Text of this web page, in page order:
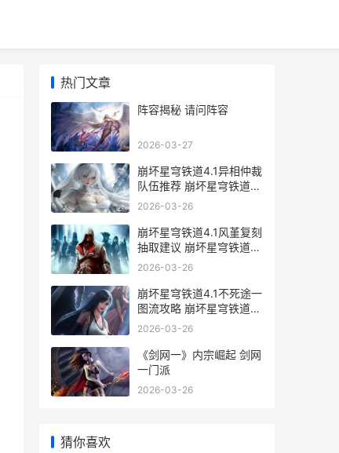
热门文章
阵容揭秘 请问阵容
2026-03-27
崩坏星穹铁道4.1异相仲裁
队伍推荐 崩坏星穹铁道
4.1版本时间
2026-03-26
崩坏星穹铁道4.1风堇复刻
抽取建议 崩坏星穹铁道
4.1前瞻兑换码
2026-03-26
崩坏星穹铁道4.1不死途一
图流攻略 崩坏星穹铁道
4.1剧情
2026-03-26
《剑网一》内宗崛起 剑网
一门派
2026-03-26
猜你喜欢